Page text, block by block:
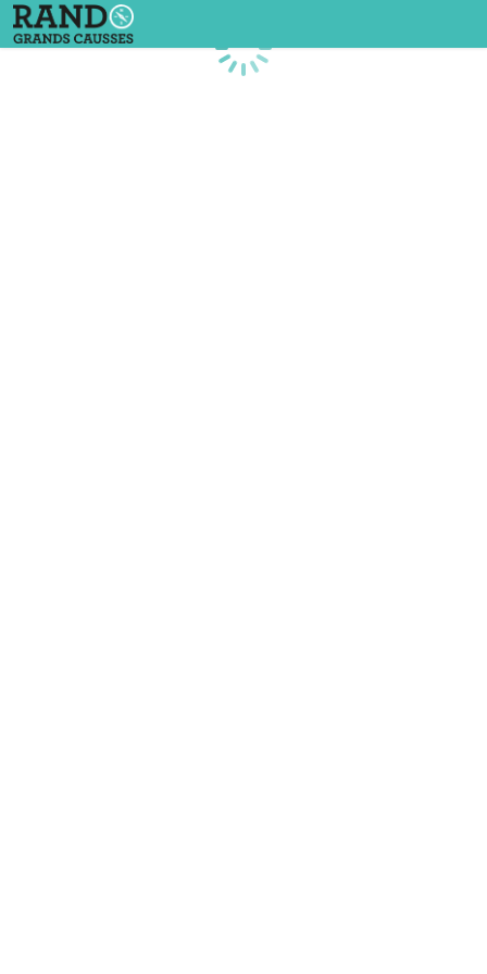
Chargement